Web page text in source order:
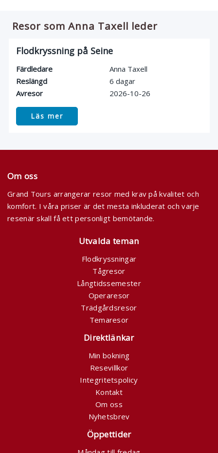
Resor som Anna Taxell leder
Flodkryssning på Seine
Färdledare
Anna Taxell
Reslängd
6 dagar
Avresor
2026-10-26
Läs mer
Om oss
Grand Tours arrangerar resor med krav på kvalitet och
komfort. I våra priser är det mesta inkluderat och varje
resenär skall få ett personligt bemötande.
Utvalda teman
Flodkryssningar
Tågresor
Långtidssemester
Operaresor
Trädgårdsresor
Temaresor
Direktlänkar
Min bokning
Resevillkor
Integritetspolicy
Kontakt
Om oss
Nyhetsbrev
Öppettider